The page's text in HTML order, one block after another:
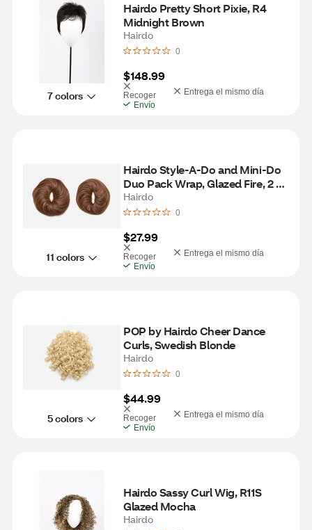
7 colors
Hairdo Pretty Short Pixie, R4
Midnight Brown
Hairdo
0
$148.99
Recoger
Entrega el mismo día
Envío
11 colors
Hairdo Style-A-Do and Mini-Do
Duo Pack Wrap, Glazed Fire, 2
CT
Hairdo
0
$27.99
Recoger
Entrega el mismo día
Envío
5 colors
POP by Hairdo Cheer Dance
Curls, Swedish Blonde
Hairdo
0
$44.99
Recoger
Entrega el mismo día
Envío
Hairdo Sassy Curl Wig, R11S
Glazed Mocha
Hairdo